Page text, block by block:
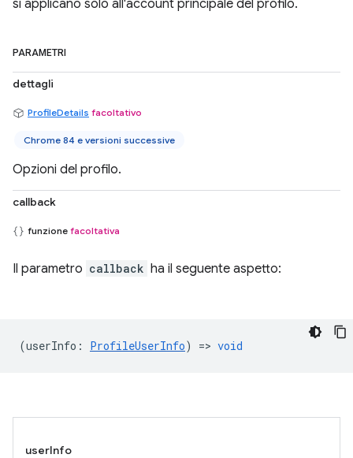
si applicano solo all'account principale del profilo.
PARAMETRI
dettagli
ProfileDetails facoltativo
Chrome 84 e versioni successive
Opzioni del profilo.
callback
funzione facoltativa
Il parametro callback ha il seguente aspetto:
(userInfo : ProfileUserInfo) => void
userInfo